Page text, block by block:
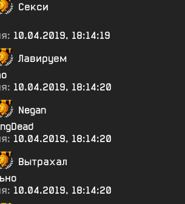
Секси
10.04.2019, 18:14:19
Лавируем
10.04.2019, 18:14:20
Negan
10.04.2019, 18:14:20
Вытрахал
10.04.2019, 18:14:20